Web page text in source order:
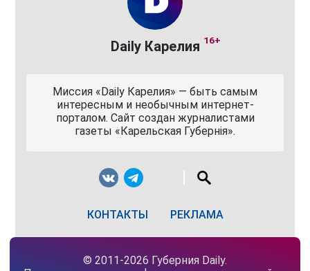
Daily Карелия 16+
Миссия «Daily Карелия» — быть самым
интересным и необычным интернет-
порталом. Сайт создан журналистами
газеты «Карельская Губернiя».
КОНТАКТЫ РЕКЛАМА
© 2011-2026 Губерния Daily.